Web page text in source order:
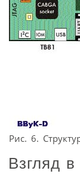
Рис. 6.
Взгляд